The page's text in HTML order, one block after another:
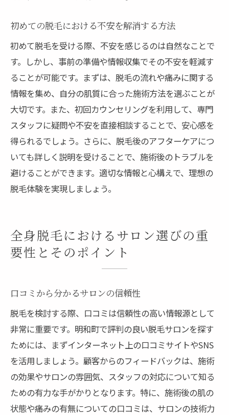
初めての脱毛における不安を解消する方法
初めて脱毛を受ける際、不安を感じるのは自然なことで
す。しかし、事前の準備や情報収集でその不安を軽減す
ることが可能です。まずは、脱毛の流れや痛みに関する
情報を集め、自分の肌質に合った施術方法を選ぶことが
大切です。また、初回カウンセリングを利用して、専門
スタッフに疑問や不安を直接相談することで、安心感を
得られるでしょう。さらに、脱毛後のアフターケアにつ
いても詳しく説明を受けることで、施術後のトラブルを
避けることができます。適切な情報と心構えで、理想の
脱毛体験を実現しましょう。
全身脱毛におけるサロン選びの重
要性とそのポイント
口コミから分かるサロンの信頼性
脱毛を検討する際、口コミは信頼性の高い情報源として
非常に重要です。明和町で評判の良い脱毛サロンを探す
ためには、まずインターネット上の口コミサイトやSNS
を活用しましょう。顧客からのフィードバックは、施術
の効果やサロンの雰囲気、スタッフの対応について知る
ための有力な手がかりとなります。特に、施術後の肌の
状態や痛みの有無についての口コミは、サロンの技術力